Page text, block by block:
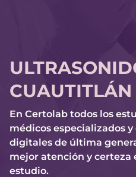
En Certolab todos los
médicos especializados
digitales de última
mejor atención y certeza
estudio.